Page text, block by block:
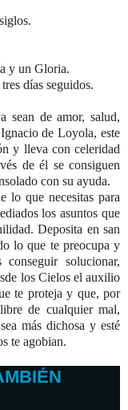
y un Gloria.
días seguidos.
sean de amor, salud,
de Loyola, este
y lleva con celeridad
de él se consiguen
con su ayuda.
lo que necesitas para
los asuntos que
Deposita en san
lo que te preocupa y
solucionar,
los Cielos el auxilio
te proteja y que, por
de cualquier mal,
más dichosa y esté
te agobian.